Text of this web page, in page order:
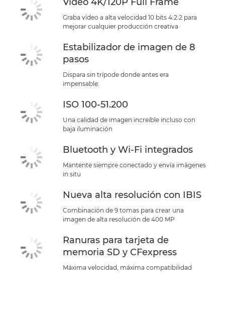
Graba vídeo a alta velocidad 10 bits 4:2:2 para
mejorar cualquier producción creativa
Estabilizador de imagen de 8
pasos
Dispara sin trípode donde antes era
impensable.
ISO 100-51.200
Una calidad de imagen increíble incluso con
baja iluminación
Bluetooth y Wi-Fi integrados
Mantente siempre conectado y envía imágenes
in situ
Nueva alta resolución con IBIS
Combinación de 9 tomas para crear una
imagen de alta resolución de 400 MP
Ranuras para tarjeta de
memoria SD y CFexpress
Máxima velocidad, máxima compatibilidad